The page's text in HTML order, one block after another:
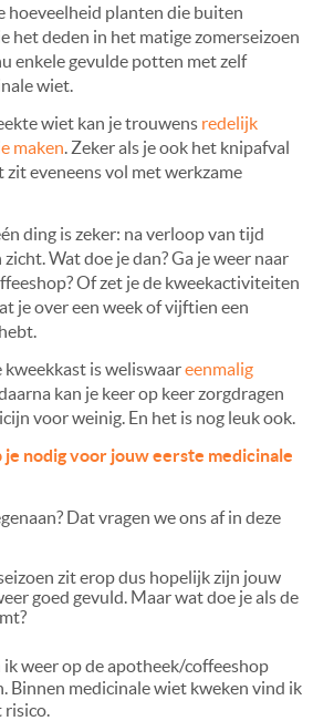
hoeveelheid planten die buiten
het deden in het matige zomerseizoen
enkele gevulde potten met zelf
wiet.
wiet kan je trouwens redelijk
maken. Zeker als je ook het knipafval
eveneens vol met werkzame
ding is zeker: na verloop van tijd
Wat doe je dan? Ga je weer naar
Of zet je de kweekactiviteiten
je over een week of vijftien een
is weliswaareenmalig
kan je keer op keer zorgdragen
voor weinig. En het is nog leuk ook.
je nodig voor jouw eerste medicinale
Dat vragen we ons af in deze
zit erop dus hopelijk zijn jouw
goed gevuld. Maar wat doe je als de
ik weer op de apotheek/coffeeshop
Binnen medicinale wiet kweken vind ik
risico.